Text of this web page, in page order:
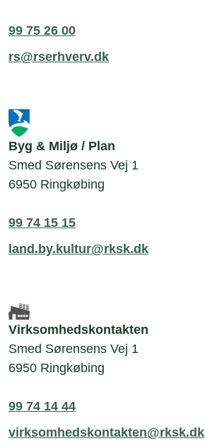
99 75 26 00
rs@rserhverv.dk
Byg & Miljø / Plan
Smed Sørensens Vej 1
6950 Ringkøbing
99 74 15 15
land.by.kultur@rksk.dk
Virksomhedskontakten
Smed Sørensens Vej 1
6950 Ringkøbing
99 74 14 44
virksomhedskontakten@rksk.dk